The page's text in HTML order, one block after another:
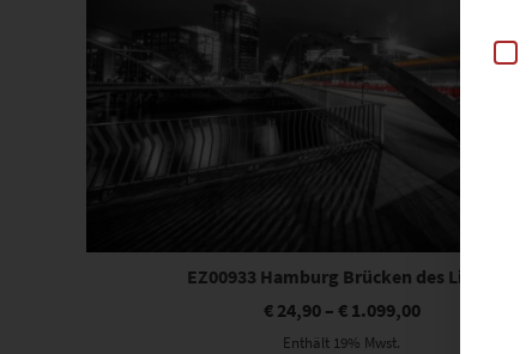
EZ00933 Hamburg Brücken des Lichts
€24,90– €1.099,00
Enthält 19% Mwst.